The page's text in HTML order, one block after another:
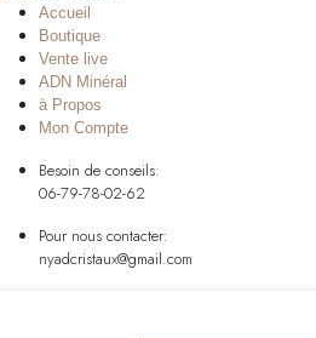
Accueil
Boutique
Vente live
ADN Minéral
à Propos
Mon Compte
Besoin de conseils:
06-79-78-02-62
Pour nous contacter:
nyadcristaux@gmail.com